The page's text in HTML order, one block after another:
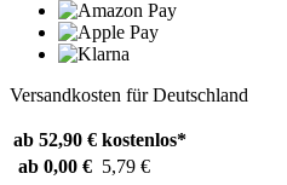
Versandkosten für Deutschland
ab 52,90 € kostenlos*
ab 0,00 € 5,79 €